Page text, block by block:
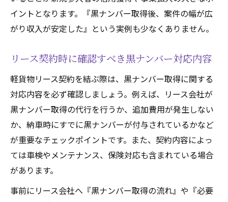
イントとなります。『黒ナンバー取得後、案件の幅が広
がり収入が安定した』という実例も少なくありません。
リース契約時に確認すべき黒ナンバー対応内容
軽貨物リース契約を結ぶ際は、黒ナンバー取得に関する
対応内容を必ず確認しましょう。例えば、リース会社が
黒ナンバー取得の代行を行うか、追加費用が発生しない
か、納車時にすでに黒ナンバーが付与されているかなど
が重要なチェックポイントです。また、契約内容によっ
ては車検やメンテナンス、保険対応も含まれている場合
があります。
事前にリース会社へ『黒ナンバー取得の流れ』や『必要